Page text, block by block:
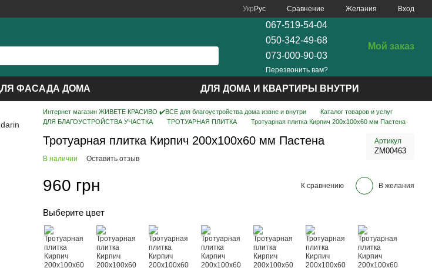
Укр Рус Сравнение Желания Вход
067-519-54-04
050-342-49-68
073-000-90-03
Перезвонить вам?
Мой заказ
ФАСАДА ДОМА ДЛЯ ДОМА И КВАРТИРЫ ВНУТРИ
Интернет магазин ЖИВЕТЕ КРАСИВО ✔️ВСЕ для благоустройства дома извне и внутри
Каталог товаров и услуг
ДЛЯ БЛАГОУСТРОЙСТВА УЧАСТКА
ТРОТУАРНАЯ ПЛИТКА Тротуарная плитка Кирпич 200х100х60 мм Пастена
Тротуарная плитка Кирпич 200х100х60 мм Пастена Артикул
ZM00463
В наличии Оставить отзыв
960 грн К сравнению В желания
Выберите цвет